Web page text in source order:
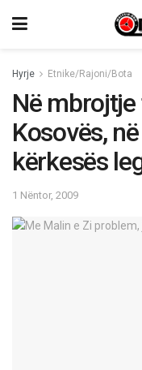
Hyrje Etnike/Rajoni/Bota
Në
Kosovës,
kërkesës
1 Nëntor, 2009